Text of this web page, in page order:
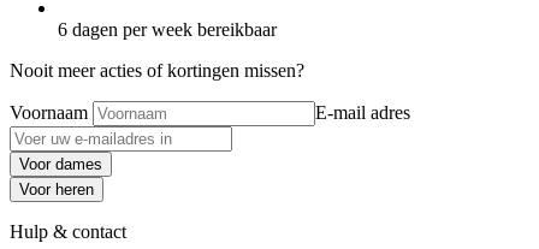
6 dagen per week bereikbaar
Nooit meer acties of kortingen missen?
Voornaam E-mail adres
Voor dames
Voor heren
Hulp & contact